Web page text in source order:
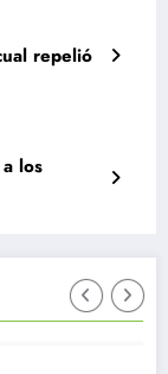
repelió
los